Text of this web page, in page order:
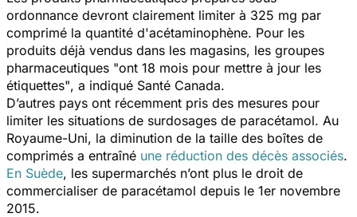
ordonnance devront clairement limiter à 325 mg par
comprimé la quantité d'acétaminophène. Pour les
produits déjà vendus dans les magasins, les groupes
pharmaceutiques "ont 18 mois pour mettre à jour les
étiquettes", a indiqué Santé Canada.
D’autres pays ont récemment pris des mesures pour
limiter les situations de surdosages de paracétamol. Au
Royaume-Uni, la diminution de la taille des boîtes de
comprimés a entraîné une réduction des décès associés.
En Suède, les supermarchés n’ont plus le droit de
commercialiser de paracétamol depuis le 1er novembre
2015.